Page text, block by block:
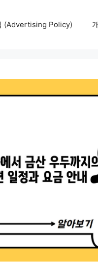
(Advertising Policy)